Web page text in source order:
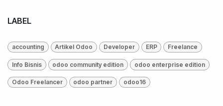
LABEL
accounting Artikel Odoo Developer ERP Freelance
Info Bisnis odoo community edition odoo enterprise edition
Odoo Freelancer odoo partner odoo16